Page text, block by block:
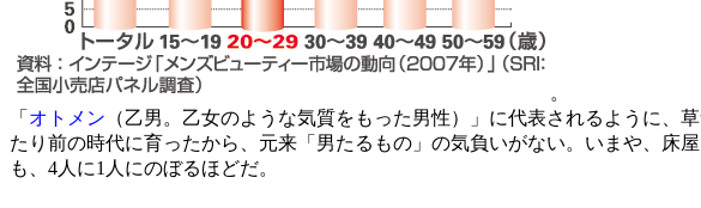
。
「 オトメン （乙男。乙女のような気質をもった男性）」に代表されるように
たり前の時代に育ったから、元来「男たるもの」の気負いがない。いまや、床
も、4人に1人にのぼるほどだ。